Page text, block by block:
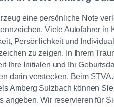
eine persönliche Note
Viele Autofahrer in
Persönlichkeit und
zu zeigen. In Ihrem
Ihre Initialen und Ihr
darin verstecken. Beim
Amberg Sulzbach können
angeben. Wir reservieren für